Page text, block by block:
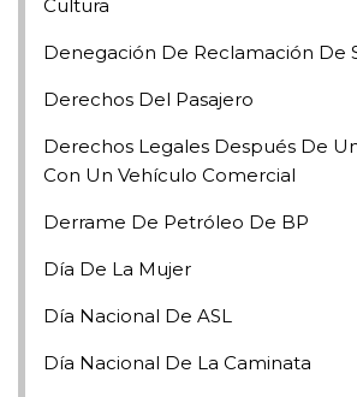
Cultura
Denegación De Reclamación De
Derechos Del Pasajero
Derechos Legales Después De
Con Un Vehículo Comercial
Derrame De Petróleo De BP
Día De La Mujer
Día Nacional De ASL
Día Nacional De La Caminata